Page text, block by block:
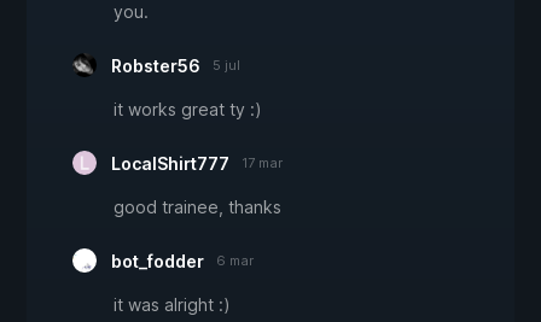
you.
Robster56 5 jul
it works great ty :)
LocalShirt777 17 mar
good trainee, thanks
bot_fodder 6 mar
it was alright :)